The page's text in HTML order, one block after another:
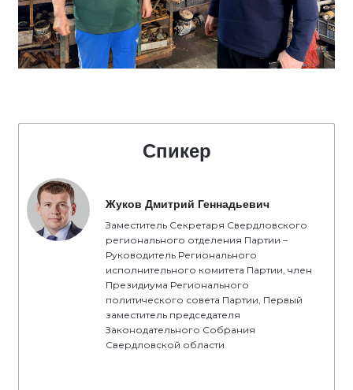
Спикер
Жуков Дмитрий Геннадьевич
Заместитель Секретаря Свердловского
регионального отделения Партии –
Руководитель Регионального
исполнительного комитета Партии, член
Президиума Регионального
политического совета Партии, Первый
заместитель председателя
Законодательного Собрания
Свердловской области